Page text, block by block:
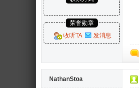
荣誉勋章
收听TA
发消息
NathanStoa